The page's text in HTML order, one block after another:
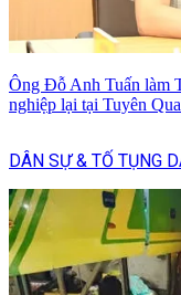
Ông Đỗ Anh Tuấn làm
nghiệp lại tại Tuyên
DÂN SỰ & TỐ TỤNG